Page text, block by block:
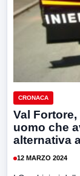
CRONACA
Val
uomo che
alternativa
12 MARZO 2024